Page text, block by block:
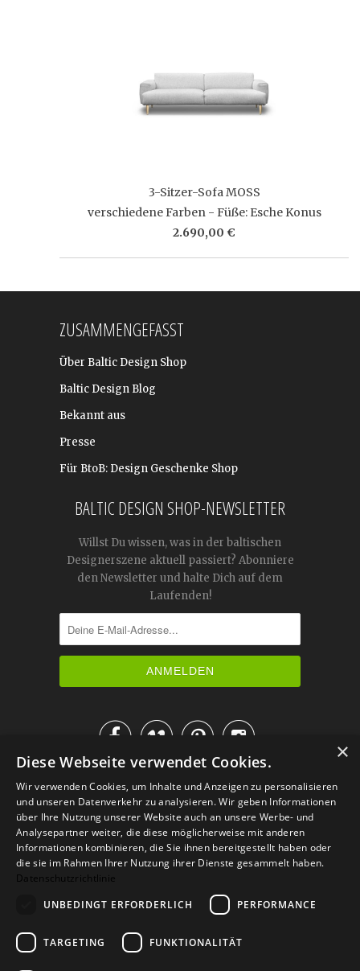
3-Sitzer-Sofa MOSS
verschiedene Farben - Füße: Esche Konus
2.690,00 €
ZUSAMMENGEFASST
Über Baltic Design Shop
Baltic Design Blog
Bekannt aus
Presse
Für BtoB: Design Geschenke Shop
BALTIC DESIGN SHOP-NEWSLETTER
Willst Du wissen, was in der baltischen
Designerszene aktuell passiert? Abonniere
den Newsletter und halte Dich auf dem
Laufenden!

IM KATALOG BLÄTTERN
Versand Zahlarten
Retoure
×
Diese Webseite verwendet Cookies.
Wir verwenden Cookies, um Inhalte und Anzeigen zu personalisieren
und unseren Datenverkehr zu analysieren. Wir geben Informationen
über Ihre Nutzung unserer Website auch an unsere Werbe- und
Analysepartner weiter, die diese möglicherweise mit anderen
Informationen kombinieren, die Sie ihnen bereitgestellt haben oder
die sie im Rahmen Ihrer Nutzung ihrer Dienste gesammelt haben.
Datenschutzrichtlinie
UNBEDINGT ERFORDERLICH
PERFORMANCE
TARGETING FUNKTIONALITÄT